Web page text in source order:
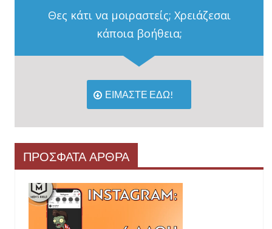
Θες κάτι να μοιραστείς; Χρειάζεσαι
κάποια βοήθεια;
ΕΙΜΑΣΤΕ ΕΔΩ!
ΠΡΟΣΦΑΤΑ ΑΡΘΡΑ